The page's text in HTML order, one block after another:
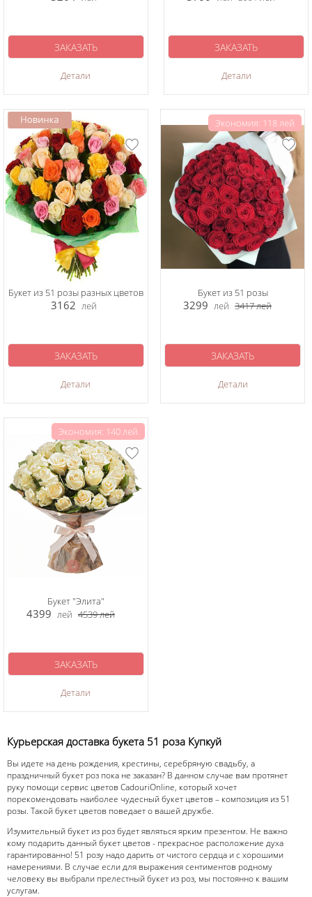
Детали
ЗАКАЗАТЬ
Детали
ЗАКАЗАТЬ
Букет из 51 розы разных цветов
3162 лей
Детали
ЗАКАЗАТЬ
Экономия: 118 лей
Букет из 51 розы
3299 лей 3417лей
Детали
ЗАКАЗАТЬ
Экономия: 140 лей
Букет "Элита"
4399 лей 4539лей
Детали
ЗАКАЗАТЬ
Курьерская доставка букета 51 роза Купкуй
Вы идете на день рождения, крестины, серебряную свадьбу, а
праздничный букет роз пока не заказан? В данном случае вам протянет
руку помощи сервис цветов CadouriOnline, который хочет
порекомендовать наиболее чудесный букет цветов – композиция из 51
розы. Такой букет цветов поведает о вашей дружбе.
Изумительный букет из роз будет являться ярким презентом. Не важно
кому подарить данный букет цветов - прекрасное расположение духа
гарантированно! 51 розу надо дарить от чистого сердца и с хорошими
намерениями. В случае если для выражения сентиментов родному
человеку вы выбрали прелестный букет из роз, мы постоянно к вашим
услугам.